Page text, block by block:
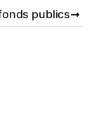
publics